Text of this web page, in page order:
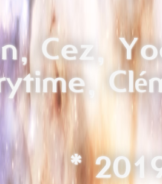
Cez,
*